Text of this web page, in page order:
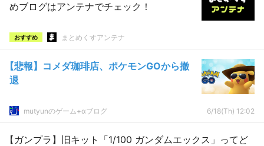
めブログはアンテナでチェック！
おすすめ まとめくすアンテナ
【悲報】コメダ珈琲店、ポケモンGOから撤
退
mutyunのゲーム+αブログ 6/18(Th) 12:02
【ガンプラ】旧キット「1/100 ガンダムエックス」ってど